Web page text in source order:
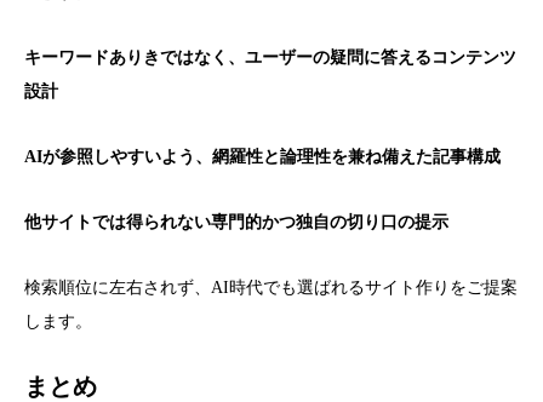
キーワードありきではなく、ユーザーの疑問に答えるコンテンツ
設計
AIが参照しやすいよう、網羅性と論理性を兼ね備えた記事構成
他サイトでは得られない専門的かつ独自の切り口の提示
検索順位に左右されず、AI時代でも選ばれるサイト作りをご提案
します。
まとめ